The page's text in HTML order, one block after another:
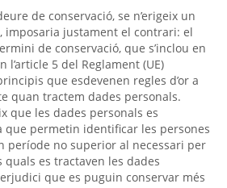
de conservació, se n’erigeix un
imposaria justament el contrari: el
de conservació, que s’inclou en
5 del Reglament (UE)
que esdevenen regles d’or a
quan tractem dades personals.
que les dades personals es
que permetin identificar les persones
període no superior al necessari per
es tractaven les dades
que es puguin conservar més